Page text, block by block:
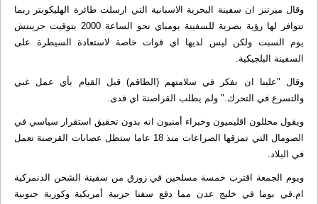
وقال ميرتنز ان سفينة البحرية الاسبانية التي ارسلت طائرة الهليكوبتر ربما
تتوافر لها رؤية بصرية للسفينة بومباي نحو الساعة 2000 بتوقيت جرينتش
يوم السبت ولكن ليس لديها اي قوات خاصة لاستعادة السيطرة على
السفينة البلجيكية.
وقال "علينا ان نفكر في سلامتهم (الطاقم) قبل القيام بأي عمل غبي
والتسرع في التحرك." ولم يطلب القراصنة اي فدى.
ويقول محللون اقليميون وخبراء أمنيون انه بدون تحقيق استقرار سياسي في
الصومال التي تمزقها الصراعات منذ 18 عاما ستظل عصابات القرصنة تعمل
في البلاد.
ويوم الجمعة اقترب خمسة مسلحين في زورق من سفينة الشحن الدنمركية
ام.في بوما في خليج عدن مما دفع سفنا حربية أمريكية وكورية جنوبية